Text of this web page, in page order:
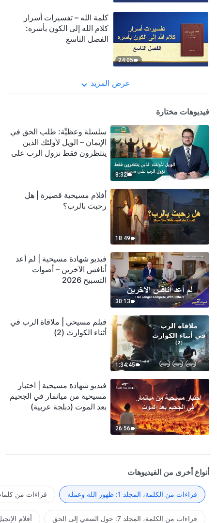
24:05
كلمة الله – تفسيرات أسرار
كلام الله إلى الكون بأسره:
الفصل التاسع
عرض المزيد
فيديوهات مختارة
8:32
سلسلة وعظيِّة: طلب الحق في
الإيمان – الويل لأولئك الذين
ينتظرون فقط نزول الرب على
18:49
أفلام مسيحية قصيرة | هل
رحبتَ بالرب؟
30:13
فيديو شهادة مسيحية | لم أعد
أنافس الآخرين – أصوات
التسبيح 2026
1:34:45
فيلم مسيحي | ملاقاة الرب في
أثناء الكوارث (2)
26:56
فيديو شهادة مسيحية | اختبار
مسيحية من ميانمار في الجحيم
بعد الموت (دبلجة عربية)
أنواع أخرى من الفيديوهات
قراءات من الكلمة، المجلد 1: ظهور الله وعمله قراءات من
قراءات من الكلمة، المجلد 7: حول السعي إلى الحق أفلام